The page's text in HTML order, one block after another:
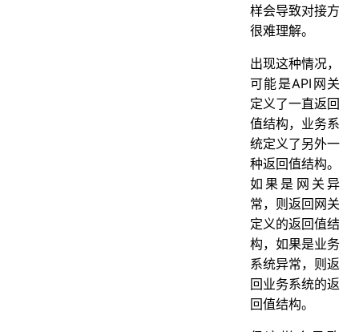
样会导致对接方
很难理解。
出现这种情况，
可能是API网关
定义了一直返回
值结构，业务系
统定义了另外一
种返回值结构。
如果是网关异
常，则返回网关
定义的返回值结
构，如果是业务
系统异常，则返
回业务系统的返
回值结构。